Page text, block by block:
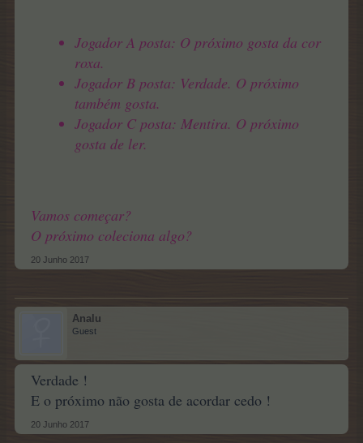
Jogador A posta: O próximo gosta da cor
roxa.
Jogador B posta: Verdade. O próximo
também gosta.
Jogador C posta: Mentira. O próximo
gosta de ler.
Vamos começar?
O próximo coleciona algo?
20 Junho 2017
Analu
Guest
Verdade !
E o próximo não gosta de acordar cedo !
20 Junho 2017